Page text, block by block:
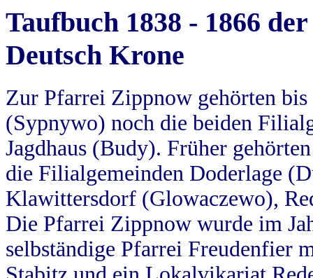
Taufbuch 1838 - 1866
Deutsch Krone
Zur Pfarrei Zippnow gehörten
(Sypnywo) noch die beiden
Jagdhaus (Budy). Früher
die Filialgemeinden Doderlage
Klawittersdorf (Glowaczewo),
Die Pfarrei Zippnow wurde im
selbständige Pfarrei Freudenfier